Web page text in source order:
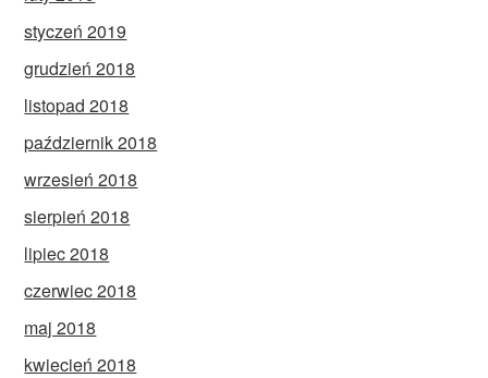
styczeń 2019
grudzień 2018
listopad 2018
październik 2018
wrzesień 2018
sierpień 2018
lipiec 2018
czerwiec 2018
maj 2018
kwiecień 2018